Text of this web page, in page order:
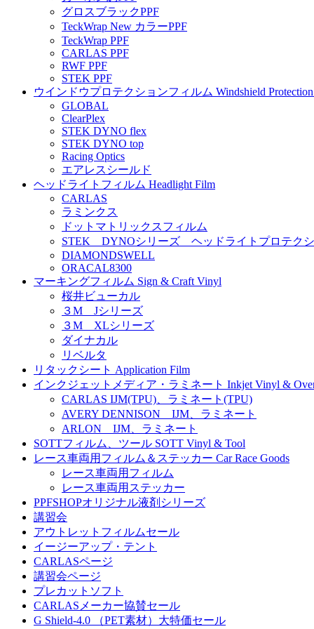
グロスブラックPPF
TeckWrap New カラーPPF
TeckWrap PPF
CARLAS PPF
RWF PPF
STEK PPF
ウインドウプロテクションフィルム Windshield
GLOBAL
ClearPlex
STEK DYNO flex
STEK DYNO top
Racing Optics
エアレスシールド
ヘッドライトフィルム Headlight Film
CARLAS
ラミンクス
ドットマトリックスフィルム
STEK DYNOシリーズ ヘッドライトプロテク
DIAMONDSWELL
ORACAL8300
マーキングフィルム Sign & Craft Vinyl
桜井ビューカル
３M Jシリーズ
３M XLシリーズ
ダイナカル
リベルタ
リタックシート Application Film
インクジェットメディア・ラミネート Inkjet Vinyl &
CARLAS IJM(TPU)、ラミネート(TPU)
AVERY DENNISON IJM、ラミネート
ARLON IJM、ラミネート
SOTTフィルム、ツール SOTT Vinyl & Tool
レース車両用フィルム＆ステッカー Car Race Goods
レース車両用フィルム
レース車両用ステッカー
PPFSHOPオリジナル液剤シリーズ
講習会
アウトレットフィルムセール
イージーアップ・テント
CARLASページ
講習会ページ
プレカットソフト
CARLASメーカー協賛セール
G Shield-4.0 （PET素材）大特価セール